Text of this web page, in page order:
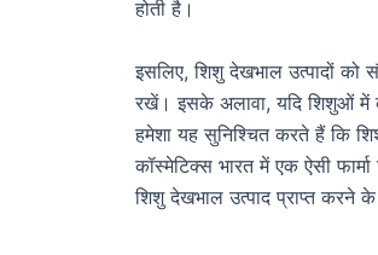
होती है।
इसलिए, शिशु देखभाल उत्पादों
रखें। इसके अलावा, यदि शिशुओं में
हमेशा यह सुनिश्चित करते हैं कि
कॉस्मेटिक्स भारत में एक ऐसी फार्मा
शिशु देखभाल उत्पाद प्राप्त करने